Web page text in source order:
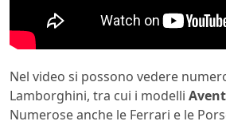
Nel video si possono vedere
Lamborghini, tra cui i modelli
Numerose anche le Ferrari e le